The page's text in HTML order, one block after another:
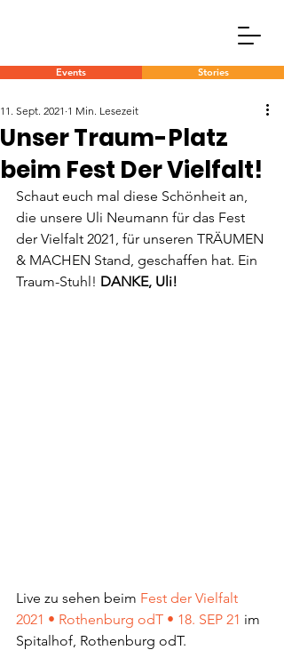
Events Stories
Unser Traum-Platz
beim Fest Der Vielfalt!
11. Sept. 2021 1 Min. Lesezeit
Schaut euch mal diese Schönheit an,
die unsere Uli Neumann für das Fest
der Vielfalt 2021, für unseren TRÄUMEN
& MACHEN Stand, geschaffen hat. Ein
Traum-Stuhl! DANKE, Uli!
Live zu sehen beim Fest der Vielfalt
2021 • Rothenburg odT • 18. SEP 21 im
Spitalhof, Rothenburg odT.